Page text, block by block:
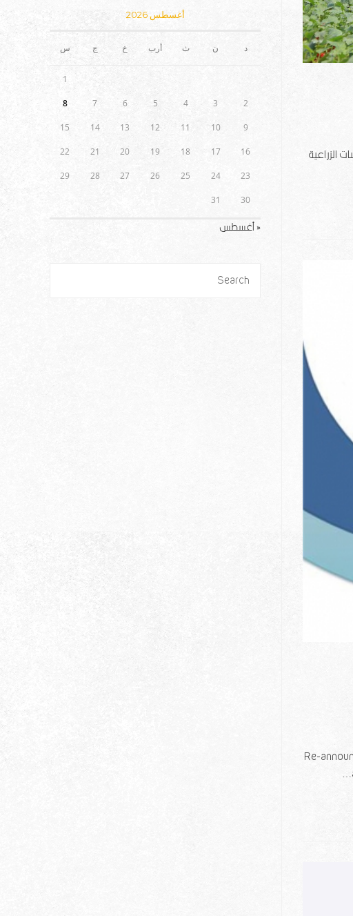
الزراعية
Re-
أغسطس 2026
د ن ث أرب خ ج س
1
2
3
4
5
6
7
8
9
10
11
12
13
14
15
16
17
18
19
20
21
22
23
24
25
26
27
28
29
30
31
« أغسطس